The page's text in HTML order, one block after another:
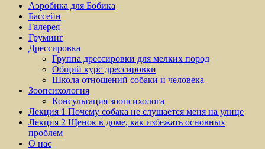
Аэробика для Бобика
Бассейн
Галерея
Груминг
Дрессировка
Группа дрессировки для мелких пород
Общий курс дрессировки
Школа отношений собаки и человека
Зоопсихология
Консультация зоопсихолога
Лекция 1 Почему собака не слушается меня на улице
Лекция 2 Щенок в доме, как избежать основных
проблем
О нас